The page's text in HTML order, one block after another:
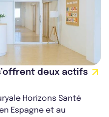
deux actifs
Horizons Santé
Espagne et au